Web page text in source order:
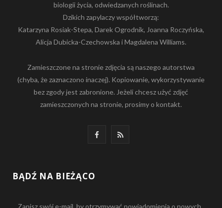
biologii życia, odwiedzanych roślinach.
Dzikich zapylaczy współtworzą:
Katarzyna Rosiak-Stepa, Darek Ogrodnik, Joanna Roczyńska,
Alicja Dubicka-Czechowska i Magdalena Williams.
Zamieszczone na stronie zdjęcia są naszego autorstwa
(chyba, że zaznaczono inaczej). Kopiowanie, wykorzystywanie
bez zgody jest zabronione. Jeżeli chcesz użyć zdjęć
zamieszczonych na stronie, prosimy o kontakt.
R
BĄDŹ NA BIEŻĄCO